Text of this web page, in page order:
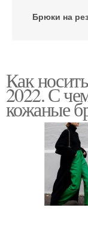
Брюки на
Джинса с
Джинса на
Как
2022. С
кожаные